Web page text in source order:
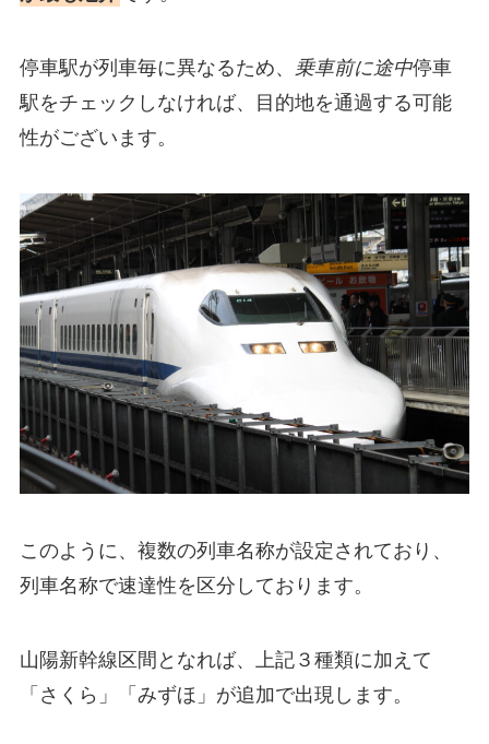
停車駅が列車毎に異なるため、 乗車前に途中停車
駅をチェックしなければ、目的地を通過する可能
性がございます。
このように、複数の列車名称が設定されており、
列車名称で速達性を区分しております。
山陽新幹線区間となれば、上記３種類に加えて
「さくら」「みずほ」が追加で出現します。